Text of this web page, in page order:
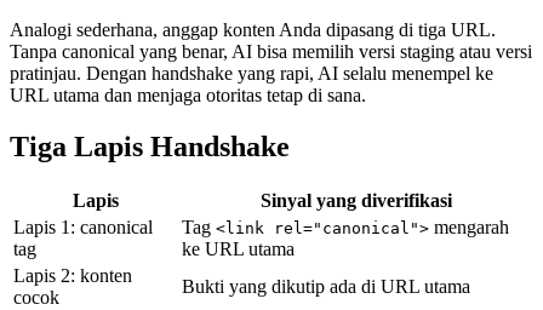
Analogi sederhana, anggap konten Anda dipasang di tiga URL.
Tanpa canonical yang benar, AI bisa memilih versi staging atau versi
pratinjau. Dengan handshake yang rapi, AI selalu menempel ke
URL utama dan menjaga otoritas tetap di sana.
Tiga Lapis Handshake
Lapis
Sinyal yang diverifikasi
Lapis 1: canonical
tag
Tag <link rel="canonical"> mengarah
ke URL utama
Lapis 2: konten
cocok
Bukti yang dikutip ada di URL utama